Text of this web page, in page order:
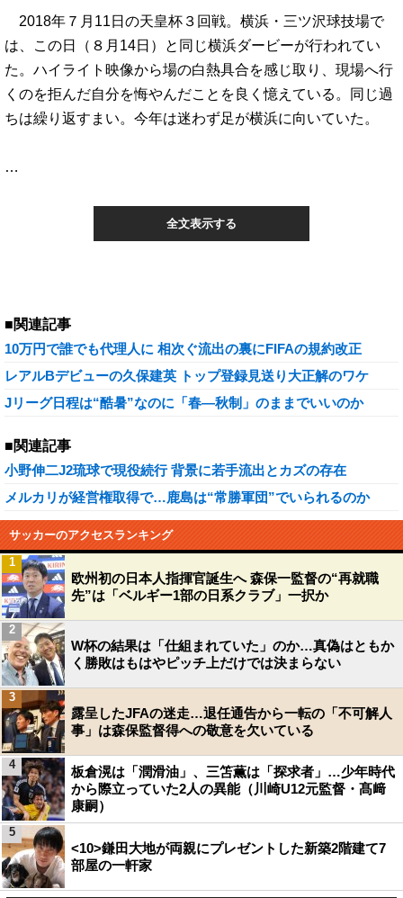
2018年７月11日の天皇杯３回戦。横浜・三ツ沢球技場で
は、この日（８月14日）と同じ横浜ダービーが行われてい
た。ハイライト映像から場の白熱具合を感じ取り、現場へ行
くのを拒んだ自分を悔やんだことを良く憶えている。同じ過
ちは繰り返すまい。今年は迷わず足が横浜に向いていた。
…
全文表示する
■関連記事
10万円で誰でも代理人に 相次ぐ流出の裏にFIFAの規約改正
レアルBデビューの久保建英 トップ登録見送り大正解のワケ
Jリーグ日程は“酷暑”なのに「春―秋制」のままでいいのか
■関連記事
小野伸二J2琉球で現役続行 背景に若手流出とカズの存在
メルカリが経営権取得で…鹿島は“常勝軍団”でいられるのか
サッカーのアクセスランキング
欧州初の日本人指揮官誕生へ 森保一監督の“再就職
先”は「ベルギー1部の日系クラブ」一択か
1
W杯の結果は「仕組まれていた」のか…真偽はともか
く勝敗はもはやピッチ上だけでは決まらない
2
露呈したJFAの迷走…退任通告から一転の「不可解人
事」は森保監督得への敬意を欠いている
3
板倉滉は「潤滑油」、三笘薫は「探求者」…少年時代
から際立っていた2人の異能（川崎U12元監督・髙﨑
康嗣）
4
<10>鎌田大地が両親にプレゼントした新築2階建て7
部屋の一軒家
5